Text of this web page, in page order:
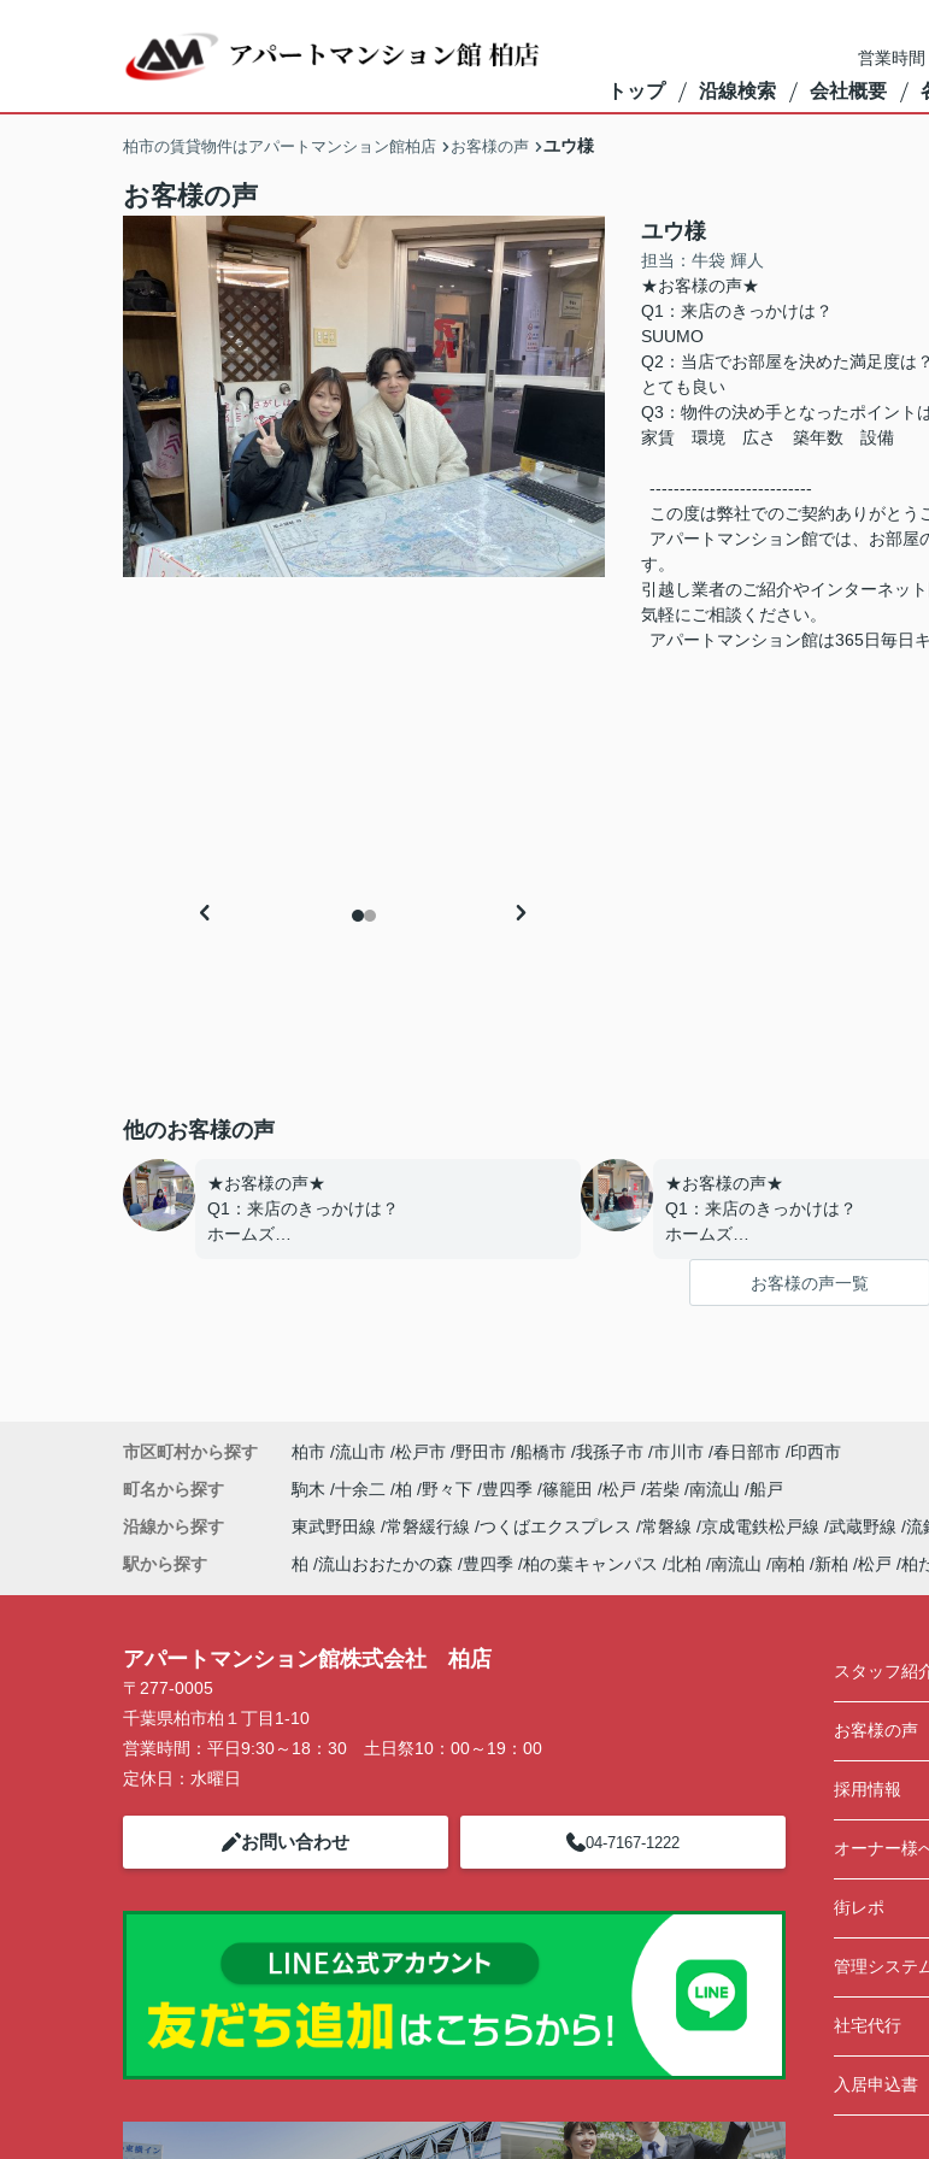
営業時
トップ 沿線検索 会社概要
柏市の賃貸物件はアパートマンション館柏店 お客様の声 ユウ様
お客様の声
ユウ様
担当：牛袋 輝人
★お客様の声★
Q1：来店のきっかけは？
SUUMO
Q2：当店でお部屋を決めた満足度は？
とても良い
Q3：物件の決め手となったポイント
家賃 環境 広さ 築年数 設備
---------------------------
この度は弊社でのご契約ありがとう
アパートマンション館では、お部屋
す。
引越し業者のご紹介やインターネッ
気軽にご相談ください。
アパートマンション館は365日毎
他のお客様の声
★お客様の声★
Q1：来店のきっかけは？
ホームズ
アパートマンション館では、お部屋のご紹介
だけでなく、入居後のアフターフォローもさせ
引越し業者のご紹介やインターネット回線のご
相談、その他入居中のお困りごとなどございま
でどうぞ♪
★お客様の声★
Q1：来店のきっかけは？
ホームズ
Q2：当店でお部屋を決めた満足度
Q3：物件の決め手となったポイン
アパートマンション館では、お部
だけでなく、入居後のアフターフ
引越し業者のご紹介やインターネ
相談、その他入居中のお困りごと
お客様の声一覧
市区町村から探す 柏市 流山市 松戸市 野田市 船橋市 我孫子市 市川市 春日部市 印西市
町名から探す
駒木 十余二 柏 野々下 豊四季 篠籠田 松戸 若柴 南流山 船戸
沿線から探す
東武野田線 常磐緩行線 つくばエクスプレス 常磐線 京成電鉄松戸線 武蔵野線 流
駅から探す
柏 流山おおたかの森 豊四季 柏の葉キャンパス 北柏 南流山 南柏 新柏 松戸 柏
アパートマンション館株式会社 柏店
〒277-0005
千葉県柏市柏１丁目1-10
営業時間： 平日9:30～18：30 土日祭10：00～19：00
定休日： 水曜日
お問い合わせ 04-7167-1222
スタッフ紹
お客様の声
採用情報
オーナー様
街レポ
管理システ
社宅代行
入居申込書